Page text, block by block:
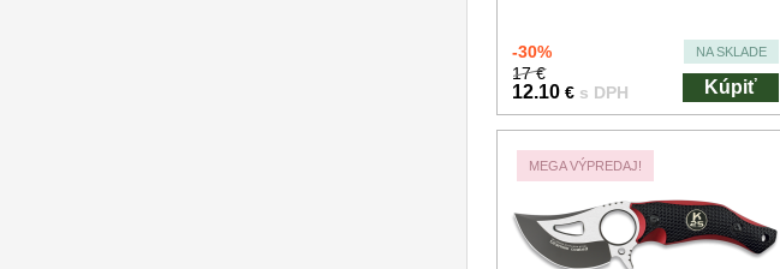
-30% NA SKLADE
17 €
12.10 € s DPH Kúpiť
MEGA VÝPREDAJ!